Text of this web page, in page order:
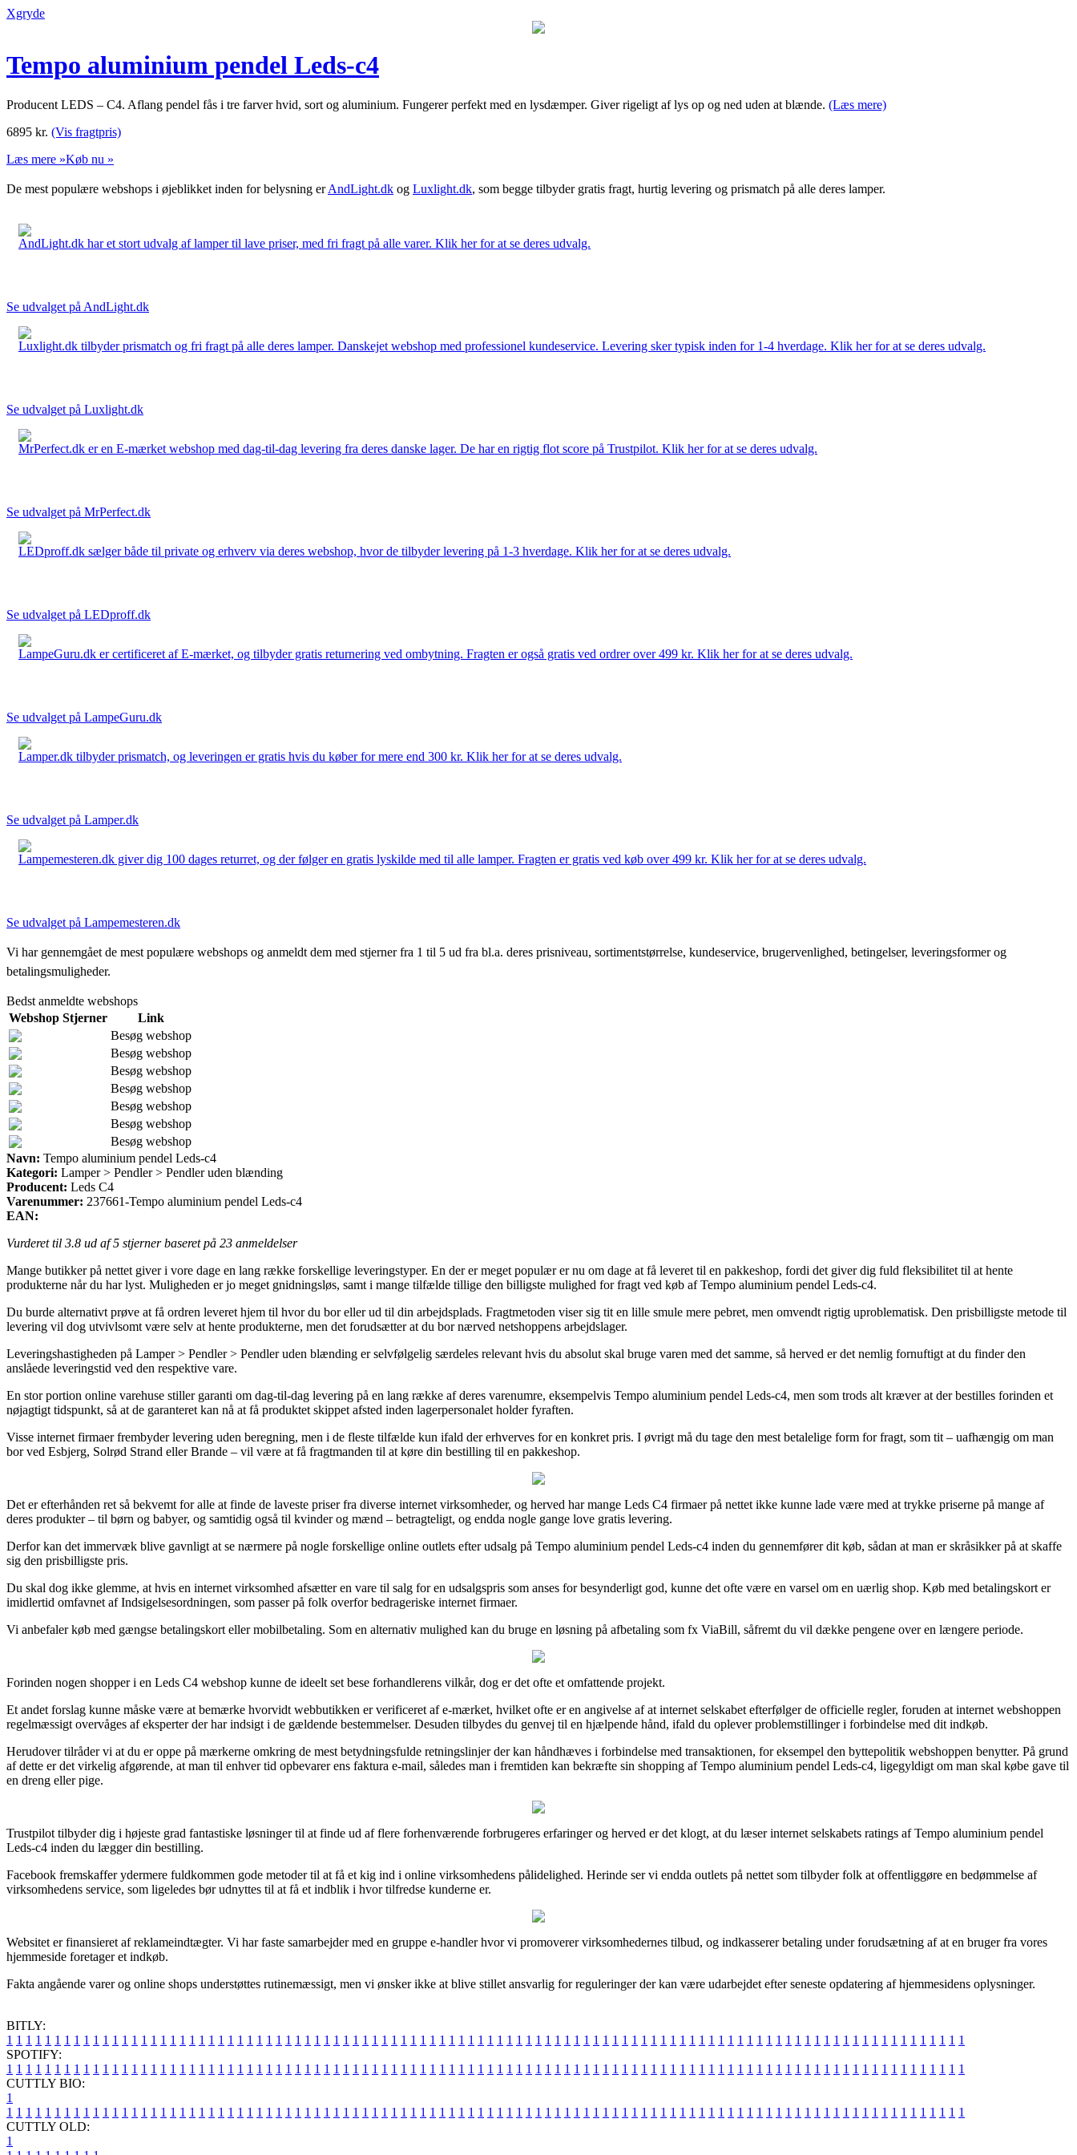
Xgryde
Tempo aluminium pendel Leds-c4
Producent LEDS – C4. Aflang pendel fås i tre farver hvid, sort og aluminium. Fungerer perfekt med en lysdæmper. Giver rigeligt af lys op og ned uden at blænde. (Læs mere)
6895 kr. (Vis fragtpris)
Læs mere »Køb nu »
De mest populære webshops i øjeblikket inden for belysning erAndLight.dk og Luxlight.dk, som begge tilbyder gratis fragt, hurtig levering og prismatch på alle deres lamper.
AndLight.dk har et stort udvalg af lamper til lave priser, med fri fragt på alle varer. Klik her for at se deres udvalg.
Se udvalget på AndLight.dk
Luxlight.dk tilbyder prismatch og fri fragt på alle deres lamper. Danskejet webshop med professionel kundeservice. Levering sker typisk inden for 1-4 hverdage. Klik her for at se deres udvalg.
Se udvalget på Luxlight.dk
MrPerfect.dk er en E-mærket webshop med dag-til-dag levering fra deres danske lager. De har en rigtig flot score på Trustpilot. Klik her for at se deres udvalg.
Se udvalget på MrPerfect.dk
LEDproff.dk sælger både til private og erhverv via deres webshop, hvor de tilbyder levering på 1-3 hverdage. Klik her for at se deres udvalg.
Se udvalget på LEDproff.dk
LampeGuru.dk er certificeret af E-mærket, og tilbyder gratis returnering ved ombytning. Fragten er også gratis ved ordrer over 499 kr. Klik her for at se deres udvalg.
Se udvalget på LampeGuru.dk
Lamper.dk tilbyder prismatch, og leveringen er gratis hvis du køber for mere end 300 kr. Klik her for at se deres udvalg.
Se udvalget på Lamper.dk
Lampemesteren.dk giver dig 100 dages returret, og der følger en gratis lyskilde med til alle lamper. Fragten er gratis ved køb over 499 kr. Klik her for at se deres udvalg.
Se udvalget på Lampemesteren.dk
Vi har gennemgået de mest populære webshops og anmeldt dem med stjerner fra 1 til 5 ud fra bl.a. deres prisniveau, sortimentstørrelse, kundeservice, brugervenlighed, betingelser, leveringsformer og
betalingsmuligheder.
Bedst anmeldte webshops
Webshop Stjerner
Link
Besøg webshop
Besøg webshop
Besøg webshop
Besøg webshop
Besøg webshop
Besøg webshop
Besøg webshop
Navn: Tempo aluminium pendel Leds-c4
Kategori: Lamper > Pendler > Pendler uden blænding
Producent: Leds C4
Varenummer: 237661-Tempo aluminium pendel Leds-c4
EAN:
Vurderet til 3.8 ud af 5 stjerner baseret på 23 anmeldelser
Mange butikker på nettet giver i vore dage en lang række forskellige leveringstyper. En der er meget populær er nu om dage at få leveret til en pakkeshop, fordi det giver dig fuld fleksibilitet til at hente
produkterne når du har lyst. Muligheden er jo meget gnidningsløs, samt i mange tilfælde tillige den billigste mulighed for fragt ved køb af Tempo aluminium pendel Leds-c4.
Du burde alternativt prøve at få ordren leveret hjem til hvor du bor eller ud til din arbejdsplads. Fragtmetoden viser sig tit en lille smule mere pebret, men omvendt rigtig uproblematisk. Den prisbilligste metode til
levering vil dog utvivlsomt være selv at hente produkterne, men det forudsætter at du bor nærved netshoppens arbejdslager.
Leveringshastigheden på Lamper > Pendler > Pendler uden blænding er selvfølgelig særdeles relevant hvis du absolut skal bruge varen med det samme, så herved er det nemlig fornuftigt at du finder den
anslåede leveringstid ved den respektive vare.
En stor portion online varehuse stiller garanti om dag-til-dag levering på en lang række af deres varenumre, eksempelvis Tempo aluminium pendel Leds-c4, men som trods alt kræver at der bestilles forinden et
nøjagtigt tidspunkt, så at de garanteret kan nå at få produktet skippet afsted inden lagerpersonalet holder fyraften.
Visse internet firmaer frembyder levering uden beregning, men i de fleste tilfælde kun ifald der erhverves for en konkret pris. I øvrigt må du tage den mest betalelige form for fragt, som tit – uafhængig om man
bor ved Esbjerg, Solrød Strand eller Brande – vil være at få fragtmanden til at køre din bestilling til en pakkeshop.
Det er efterhånden ret så bekvemt for alle at finde de laveste priser fra diverse internet virksomheder, og herved har mange Leds C4 firmaer på nettet ikke kunne lade være med at trykke priserne på mange af
deres produkter – til børn og babyer, og samtidig også til kvinder og mænd – betragteligt, og endda nogle gange love gratis levering.
Derfor kan det immervæk blive gavnligt at se nærmere på nogle forskellige online outlets efter udsalg på Tempo aluminium pendel Leds-c4 inden du gennemfører dit køb, sådan at man er skråsikker på at skaffe
sig den prisbilligste pris.
Du skal dog ikke glemme, at hvis en internet virksomhed afsætter en vare til salg for en udsalgspris som anses for besynderligt god, kunne det ofte være en varsel om en uærlig shop. Køb med betalingskort er
imidlertid omfavnet af Indsigelsesordningen, som passer på folk overfor bedrageriske internet firmaer.
Vi anbefaler køb med gængse betalingskort eller mobilbetaling. Som en alternativ mulighed kan du bruge en løsning på afbetaling som fx ViaBill, såfremt du vil dække pengene over en længere periode.
Forinden nogen shopper i en Leds C4 webshop kunne de ideelt set bese forhandlerens vilkår, dog er det ofte et omfattende projekt.
Et andet forslag kunne måske være at bemærke hvorvidt webbutikken er verificeret af e-mærket, hvilket ofte er en angivelse af at internet selskabet efterfølger de officielle regler, foruden at internet webshoppen
regelmæssigt overvåges af eksperter der har indsigt i de gældende bestemmelser. Desuden tilbydes du genvej til en hjælpende hånd, ifald du oplever problemstillinger i forbindelse med dit indkøb.
Herudover tilråder vi at du er oppe på mærkerne omkring de mest betydningsfulde retningslinjer der kan håndhæves i forbindelse med transaktionen, for eksempel den byttepolitik webshoppen benytter. På grund
af dette er det virkelig afgørende, at man til enhver tid opbevarer ens faktura e-mail, således man i fremtiden kan bekræfte sin shopping af Tempo aluminium pendel Leds-c4, ligegyldigt om man skal købe gave til
en dreng eller pige.
Trustpilot tilbyder dig i højeste grad fantastiske løsninger til at finde ud af flere forhenværende forbrugeres erfaringer og herved er det klogt, at du læser internet selskabets ratings af Tempo aluminium pendel
Leds-c4 inden du lægger din bestilling.
Facebook fremskaffer ydermere fuldkommen gode metoder til at få et kig ind i online virksomhedens pålidelighed. Herinde ser vi endda outlets på nettet som tilbyder folk at offentliggøre en bedømmelse af
virksomhedens service, som ligeledes bør udnyttes til at få et indblik i hvor tilfredse kunderne er.
Websitet er finansieret af reklameindtægter. Vi har faste samarbejder med en gruppe e-handler hvor vi promoverer virksomhedernes tilbud, og indkasserer betaling under forudsætning af at en bruger fra vores
hjemmeside foretager et indkøb.
Fakta angående varer og online shops understøttes rutinemæssigt, men vi ønsker ikke at blive stillet ansvarlig for reguleringer der kan være udarbejdet efter seneste opdatering af hjemmesidens oplysninger.
BITLY:
1 1 1 1 1 1 1 1 1 1 1 1 1 1 1 1 1 1 1 1 1 1 1 1 1 1 1 1 1 1 1 1 1 1 1 1 1 1 1 1 1 1 1 1 1 1 1 1 1 1 1 1 1 1 1 1 1 1 1 1 1 1 1 1 1 1 1 1 1 1 1 1 1 1 1 1 1 1 1 1 1 1 1 1 1 1 1 1 1 1 1 1 1 1 1 1 1 1 1 1
SPOTIFY:
1 1 1 1 1 1 1 1 1 1 1 1 1 1 1 1 1 1 1 1 1 1 1 1 1 1 1 1 1 1 1 1 1 1 1 1 1 1 1 1 1 1 1 1 1 1 1 1 1 1 1 1 1 1 1 1 1 1 1 1 1 1 1 1 1 1 1 1 1 1 1 1 1 1 1 1 1 1 1 1 1 1 1 1 1 1 1 1 1 1 1 1 1 1 1 1 1 1 1 1
CUTTLY BIO:
1
1 1 1 1 1 1 1 1 1 1 1 1 1 1 1 1 1 1 1 1 1 1 1 1 1 1 1 1 1 1 1 1 1 1 1 1 1 1 1 1 1 1 1 1 1 1 1 1 1 1 1 1 1 1 1 1 1 1 1 1 1 1 1 1 1 1 1 1 1 1 1 1 1 1 1 1 1 1 1 1 1 1 1 1 1 1 1 1 1 1 1 1 1 1 1 1 1 1 1 1
CUTTLY OLD:
1